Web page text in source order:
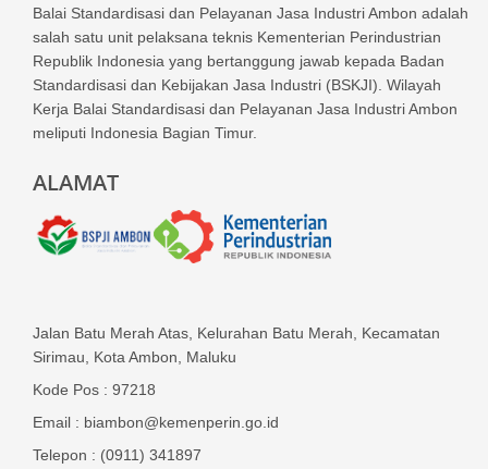
Balai Standardisasi dan Pelayanan Jasa Industri Ambon adalah
salah satu unit pelaksana teknis Kementerian Perindustrian
Republik Indonesia yang bertanggung jawab kepada Badan
Standardisasi dan Kebijakan Jasa Industri (BSKJI). Wilayah
Kerja Balai Standardisasi dan Pelayanan Jasa Industri Ambon
meliputi Indonesia Bagian Timur.
ALAMAT
Jalan Batu Merah Atas, Kelurahan Batu Merah, Kecamatan
Sirimau, Kota Ambon, Maluku
Kode Pos : 97218
Email : biambon@kemenperin.go.id
Telepon : (0911) 341897